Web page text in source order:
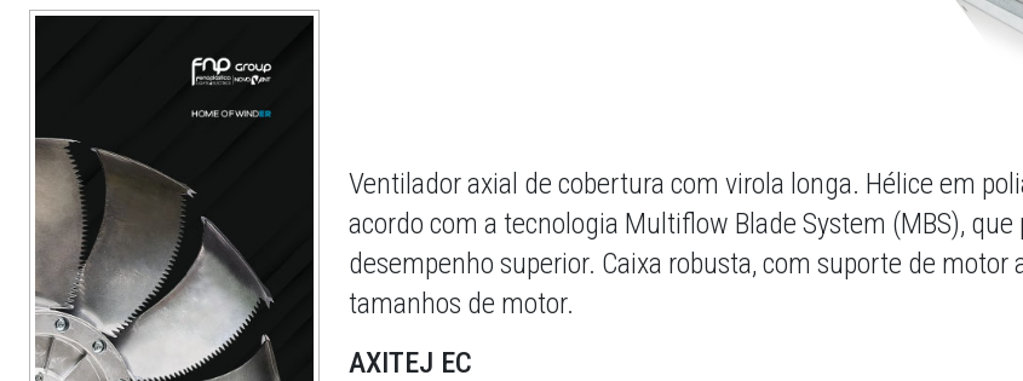
Ventilador axial de cobertura com virola longa. Hélice em
acordo com a tecnologia Multiflow Blade System (MBS),
desempenho superior. Caixa robusta, com suporte de
tamanhos de motor.
AXITEJ EC